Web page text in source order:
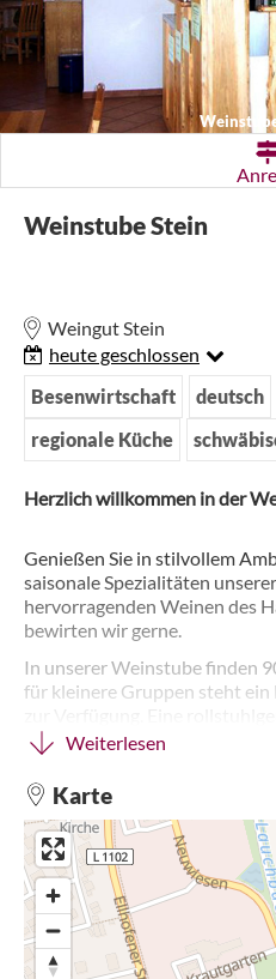
Weinstube
Weinstube Stein
Weingut Stein
heute geschlossen
Besenwirtschaft
deutsch
regionale Küche
Herzlich willkommen in der
Genießen Sie in stilvollem
saisonale Spezialitäten
hervorragenden Weinen des
bewirten wir gerne.
In unserer Weinstube finden
für kleinere Gruppen steht
Wickelraum für Babys sind
Besenöffnungszeiten sind
11.30 Uhr bis 21 Uhr.
Weiterlesen
Karte